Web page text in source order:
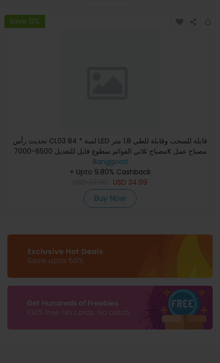
Save 13%
تحديث رأس CL03 84 * لمبة LED قابلة للسحب وقابلة للطي 1.8 متر
مصباح ثلاثي القوائم سطوع قابل للتعديل 6500-7000K مصباح عمل
Banggood
+ Upto 9.80% Cashback
USD 34.99
Buy Now